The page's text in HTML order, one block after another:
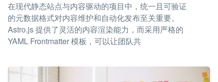
在现代静态站点与内容驱动的项目中，统一且可验证
的元数据格式对内容维护和自动化发布至关重要。
Astro.js 提供了灵活的内容渲染能力，而采用严格的
YAML Frontmatter 模板，可以让团队共